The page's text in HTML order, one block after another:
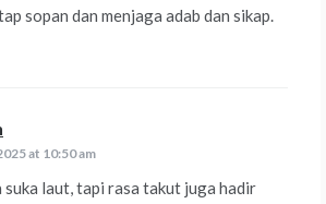
sopan dan menjaga adab dan sikap.
at 10:50 am
suka laut, tapi rasa takut juga hadir